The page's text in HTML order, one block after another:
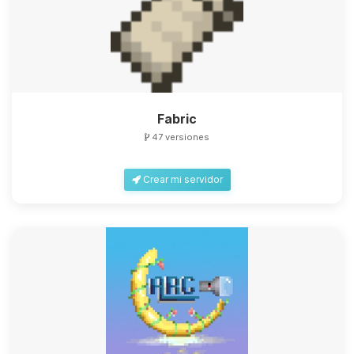
Fabric
47 versiones
Crear mi servidor